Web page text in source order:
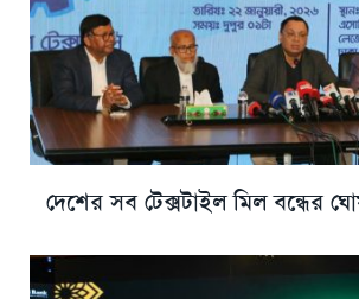
দেশের সব টেক্সটাইল মিল বন্ধের